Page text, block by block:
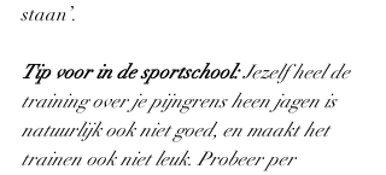
staan’.
Tip voor in de sportschool: Jezelf heel de
training over je pijngrens heen jagen is
natuurlijk ook niet goed, en maakt het
trainen ook niet leuk. Probeer per